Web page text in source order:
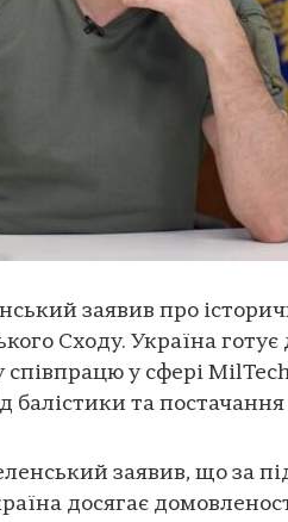
заявив про
Сходу. Україна готує
співпрацю у сфері
балістики та
заявив, що за
досягає